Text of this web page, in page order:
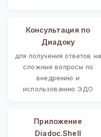
Консультация по
Диадоку
для получения ответов на
сложные вопросы по
внедрению и
использованию ЭДО
Приложение
Diadoc.Shell